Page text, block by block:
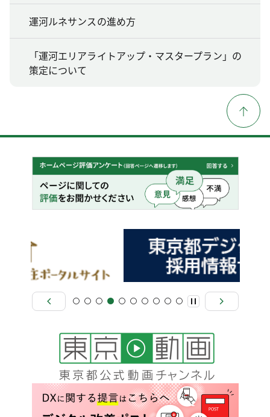
運河ルネサンスの進め方
「運河エリアライトアップ・マスタープラン」の
策定について